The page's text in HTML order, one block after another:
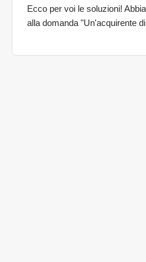
Ecco per voi le soluzioni!
alla domanda "Un'acquirente